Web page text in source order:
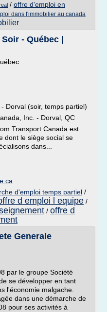
/ offre d'emploi en
dans l'immobilier au canada
- Québec |
Dorval (soir, temps partiel)
Inc. - Dorval, QC
Transport Canada est
dont le siège social se
dans...
d'emploi temps partiel /
d emploi l equipe /
/ offre d
Generale
par le groupe Société
se développer en tant
l'économie malgache.
dans une démarche de
pour ses activités à